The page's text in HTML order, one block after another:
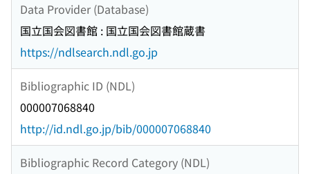
Data Provider (Database)
国立国会図書館 : 国立国会図書館蔵書
https://ndlsearch.ndl.go.jp
Bibliographic ID (NDL)
000007068840
http://id.ndl.go.jp/bib/000007068840
Bibliographic Record Category (NDL)